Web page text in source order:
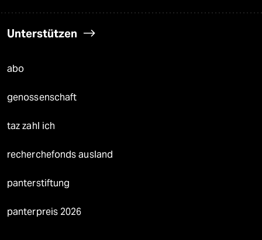
Unterstützen
abo
genossenschaft
taz zahl ich
recherchefonds ausland
panterstiftung
panterpreis 2026